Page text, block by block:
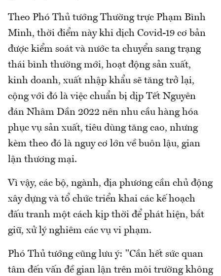
Theo Phó Thủ tướng Thường trực Phạm Bình
Minh, thời điểm này khi dịch Covid-19 cơ bản
được kiểm soát và nước ta chuyển sang trạng
thái bình thường mới, hoạt động sản xuất,
kinh doanh, xuất nhập khẩu sẽ tăng trở lại,
cộng với đó là việc chuẩn bị dịp Tết Nguyên
đán Nhâm Dần 2022 nên nhu cầu hàng hóa
phục vụ sản xuất, tiêu dùng tăng cao, nhưng
kèm theo đó là nguy cơ lớn về buôn lậu, gian
lận thương mại.
Vì vậy, các bộ, ngành, địa phương cần chủ động
xây dựng và tổ chức triển khai các kế hoạch
đấu tranh một cách kịp thời để phát hiện, bắt
giữ, xử lý nghiêm các vụ vi phạm.
Phó Thủ tướng cũng lưu ý: "Cần hết sức quan
tâm đến vấn đề gian lận trên môi trường không